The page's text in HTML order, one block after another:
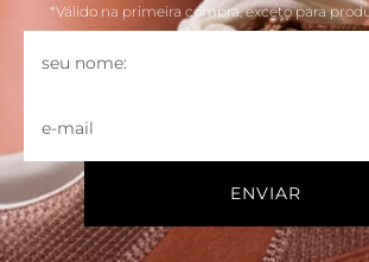
*Válido na primeira compra, exceto para